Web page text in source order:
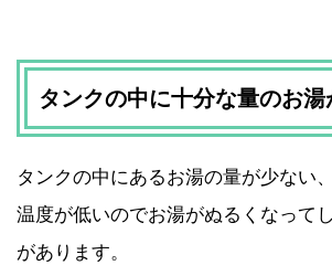
タンクの中に十分な量のお湯
タンクの中にあるお湯の量が少ない
温度が低いのでお湯がぬるくなって
があります。